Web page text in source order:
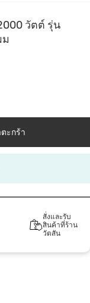
วัตต์ รุ่น
ม
ะกร้า
สั่งและรับ
สินค้าที่ร้าน
วัตสัน